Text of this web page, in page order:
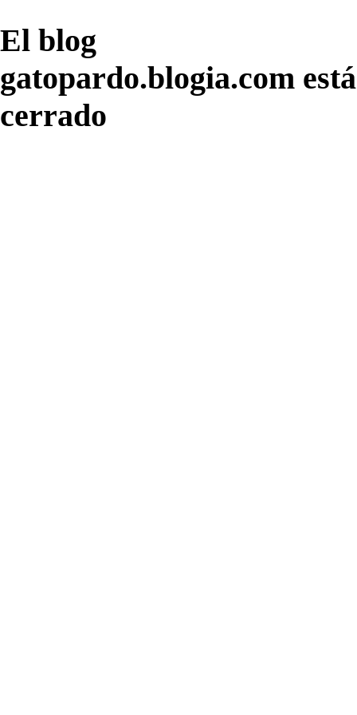
El blog
gatopardo.blogia.com está
cerrado